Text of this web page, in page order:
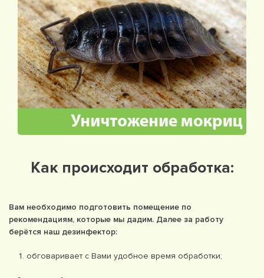
Как происходит обработка:
Вам необходимо подготовить помещение по
рекомендациям, которые мы дадим. Далее за работу
берётся наш дезинфектор:
обговаривает с Вами удобное время обработки;